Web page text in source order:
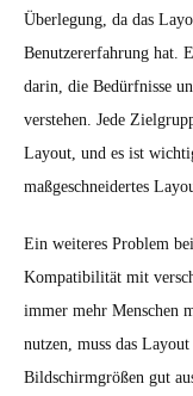
Überlegung, da das
Benutzererfahrung hat.
darin, die Bedürfnisse
verstehen. Jede
Layout, und es ist
maßgeschneidertes
Ein weiteres Problem
Kompatibilität mit
immer mehr Menschen
nutzen, muss das
Bildschirmgrößen gut